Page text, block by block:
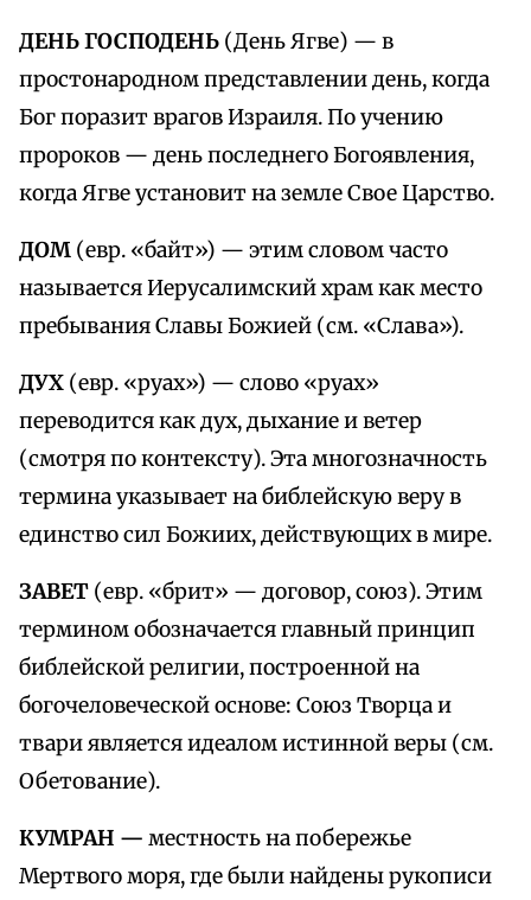
ДЕНЬ ГОСПОДЕНЬ (День Ягве) — в
простонародном представлении день, когда
Бог поразит врагов Израиля. По учению
пророков — день последнего Богоявления,
когда Ягве установит на земле Свое Царство.
ДОМ (евр. «байт») — этим словом часто
называется Иерусалимский храм как место
пребывания Славы Божией (см. «Слава»).
ДУХ (евр. «руах») — слово «руах»
переводится как дух, дыхание и ветер
(смотря по контексту). Эта многозначность
термина указывает на библейскую веру в
единство сил Божиих, действующих в мире.
ЗАВЕТ (евр. «брит» — договор, союз). Этим
термином обозначается главный принцип
библейской религии, построенной на
богочеловеческой основе: Союз Творца и
твари является идеалом истинной веры (см.
Обетование).
КУМРАН — местность на побережье
Мертвого моря, где были найдены рукописи